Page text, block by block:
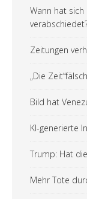
Wann hat
Zeitungen
„Die
Bild hat
KI-generierte
Trump: Hat
Mehr Tote